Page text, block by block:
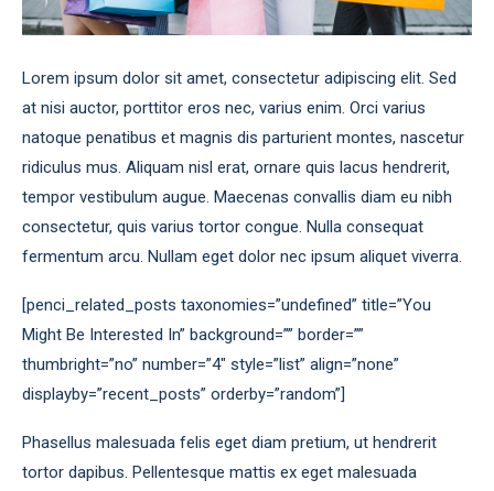
Lorem ipsum dolor sit amet, consectetur adipiscing elit. Sed
at nisi auctor, porttitor eros nec, varius enim. Orci varius
natoque penatibus et magnis dis parturient montes, nascetur
ridiculus mus. Aliquam nisl erat, ornare quis lacus hendrerit,
tempor vestibulum augue. Maecenas convallis diam eu nibh
consectetur, quis varius tortor congue. Nulla consequat
fermentum arcu. Nullam eget dolor nec ipsum aliquet viverra.
[penci_related_posts taxonomies=”undefined” title=”You
Might Be Interested In” background=”” border=””
thumbright=”no” number=”4″ style=”list” align=”none”
displayby=”recent_posts” orderby=”random”]
Phasellus malesuada felis eget diam pretium, ut hendrerit
tortor dapibus. Pellentesque mattis ex eget malesuada